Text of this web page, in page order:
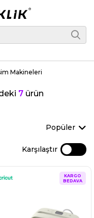
Makineleri
7 ürün
Popüler
Karşılaştır
KARGO
BEDAVA